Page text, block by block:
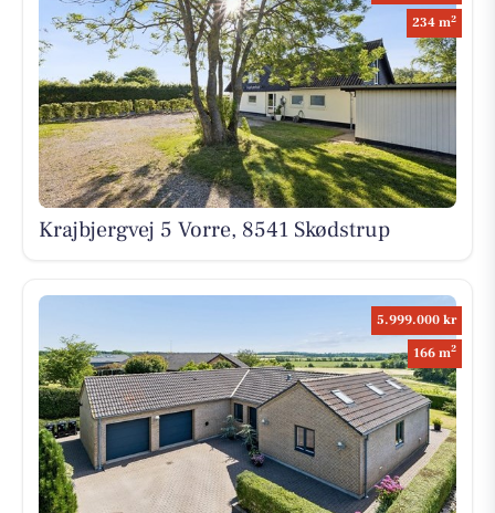
234 m2
Krajbjergvej 5 Vorre, 8541 Skødstrup
5.999.000 kr
166 m2